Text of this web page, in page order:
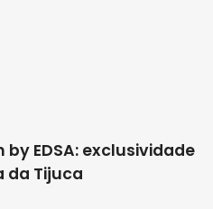
by EDSA: exclusividade
da Tijuca